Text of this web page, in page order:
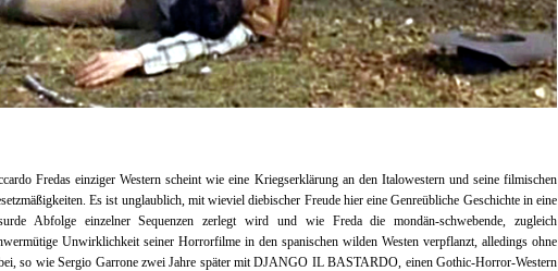
Fredas einziger Western scheint wie eine Kriegserklärung an den Italowestern und seine filmischen
Es ist unglaublich, mit wieviel diebischer Freude hier eine Genreübliche Geschichte in eine
Abfolge einzelner Sequenzen zerlegt wird und wie Freda die mondän-schwebende, zugleich
Unwirklichkeit seiner Horrorfilme in den spanischen wilden Westen verpflanzt, alledings ohne
so wie Sergio Garrone zwei Jahre später mit DJANGO IL BASTARDO, einen Gothic-Horror-Western